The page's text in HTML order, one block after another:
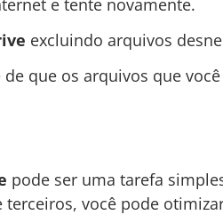
excluindo arquivos
de que os arquivos que
pode ser uma tarefa
você pode